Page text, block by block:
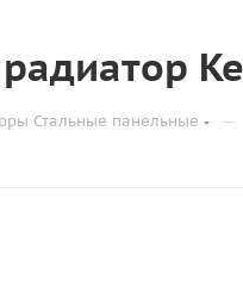
Стальные панельные —